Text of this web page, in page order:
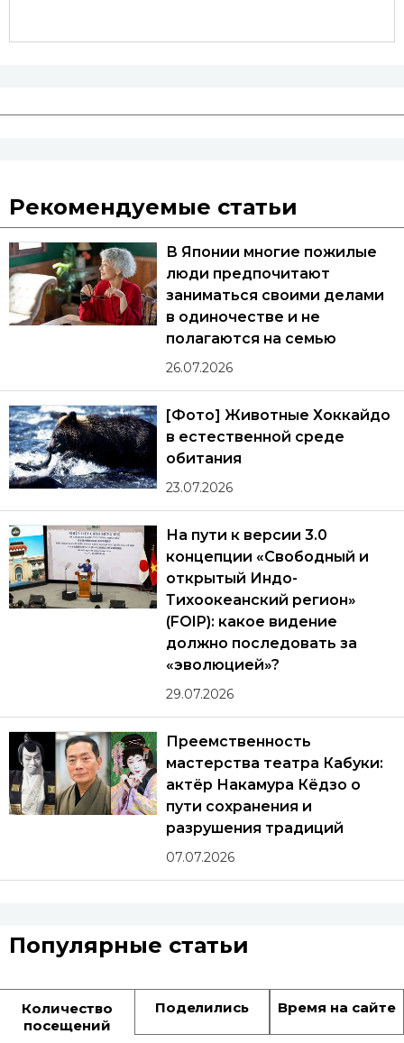
Рекомендуемые статьи
В Японии многие пожилые
люди предпочитают
заниматься своими делами
в одиночестве и не
полагаются на семью
26.07.2026
[Фото] Животные Хоккайдо
в естественной среде
обитания
23.07.2026
На пути к версии 3.0
концепции «Свободный и
открытый Индо-
Тихоокеанский регион»
(FOIP): какое видение
должно последовать за
«эволюцией»?
29.07.2026
Преемственность
мастерства театра Кабуки:
актёр Накамура Кёдзо о
пути сохранения и
разрушения традиций
07.07.2026
Популярные статьи
Количество
посещений
Поделились Время на сайте